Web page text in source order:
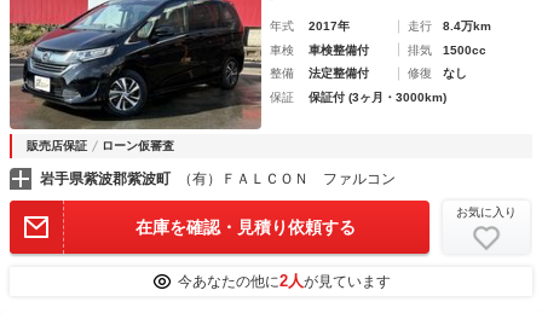
年式 2017年 走行
8.4万km
車検
車検整備付 排気
1500cc
整備
法定整備付 修復
なし
保証
保証付 (3ヶ月・3000km)
販売店保証 ローン仮審査
岩手県紫波郡紫波町 （有）ＦＡＬＣＯＮ ファルコン
在庫を確認・見積り依頼する
お気に入り
今あなたの他に2人が見ています